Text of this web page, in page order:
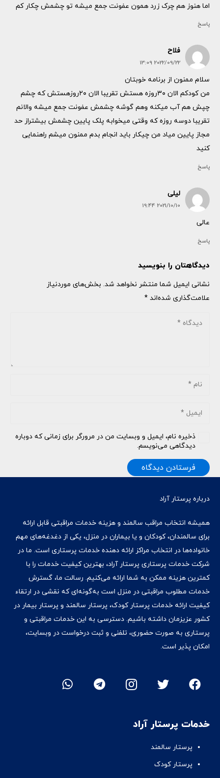
اما هنوز هم چرک زرد همون عفونت جمع میشه تو چشمش چکار کم
پاسخ
فلاح
2022/09/22 13:09
سلام ممنون از برنامه خوبتان
من کودکم الان ۳۰روزه هستش تقریبا الان ۲۰روزهستش که چشم
چپش هم آب میکنه وهم گوشه چشمش عفونت جمع میشه والانم
تقریبا دوسه روزه که وقتی میخوابه پلک پایین چشمش بیشتراز حد
مجاز پایین میاد من چیکار باید انجام بدم ممنون میشم راهنمایی
کنید
پاسخ
لیلی
2021/10/10 19:44
عالی
پاسخ
دیدگاهتان را بنویسید
نشانی ایمیل شما منتشر نخواهد شد. بخش‌های موردنیاز
علامت‌گذاری شده‌اند *
ذخیره نام، ایمیل و وبسایت من در مرورگر برای زمانی که دوباره
دیدگاهی می‌نویسم.
فرستادن دیدگاه
درباره پرستار آراد
همیشه انتخاب مراقب سالمند و هزینه خدمات مراقبتی قابل ارائه
برای سالمندان، کودکان و یا بیماران در منزل، یکی از دغدغه‌های مهم
خانواده‌ها در انتخاب مراکز ارائه دهنده خدمات پرستاری است. ما در
شرکت خدمات پرستاری پرستار آراد، بهترین کیفیت خدمات را با
کمترین هزینه ممکن به شما ارائه می‌کنیم. رسالت ما، گسترش
خدمات مطلوب مراقبتی در منزل است به‌گونه‌ای که نقشی در ارتقاء
کیفیت ارائه خدمات پرستار کودک، پرستار سالمند و پرستار بیمار در
کشور عزیزمان داشته‌ باشیم. دسترسی به این خدمات مراقبتی و
پرستاری به صورت حضوری، تلفنی و ثبت درخواست در وبسایت،
امکان پذیر است.
خدمات پرستار آراد
پرستار سالمند
پرستار کودک